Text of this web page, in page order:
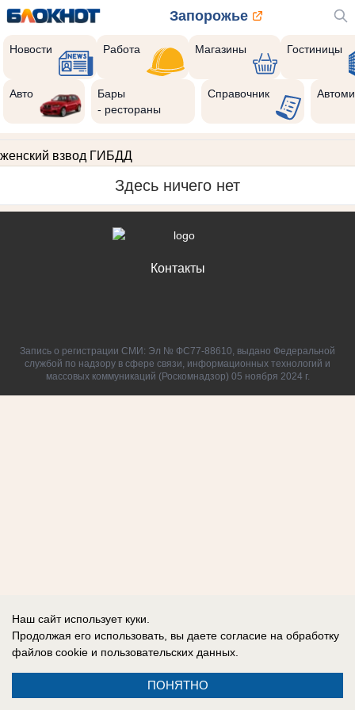
Запорожье
Новости Работа Магазины Гостиницы
Авто
Бары
- рестораны
Справочник
женский взвод ГИБДД
Здесь ничего нет
Контакты
Запись о регистрации СМИ: Эл № ФС77-88610, выдано Федеральной
службой по надзору в сфере связи, информационных технологий и
массовых коммуникаций (Роскомнадзор) 05 ноября 2024 г.
Наш сайт использует куки.
Продолжая его использовать, вы даете согласие на обработку
файлов cookie и пользовательских данных.
ПОНЯТНО